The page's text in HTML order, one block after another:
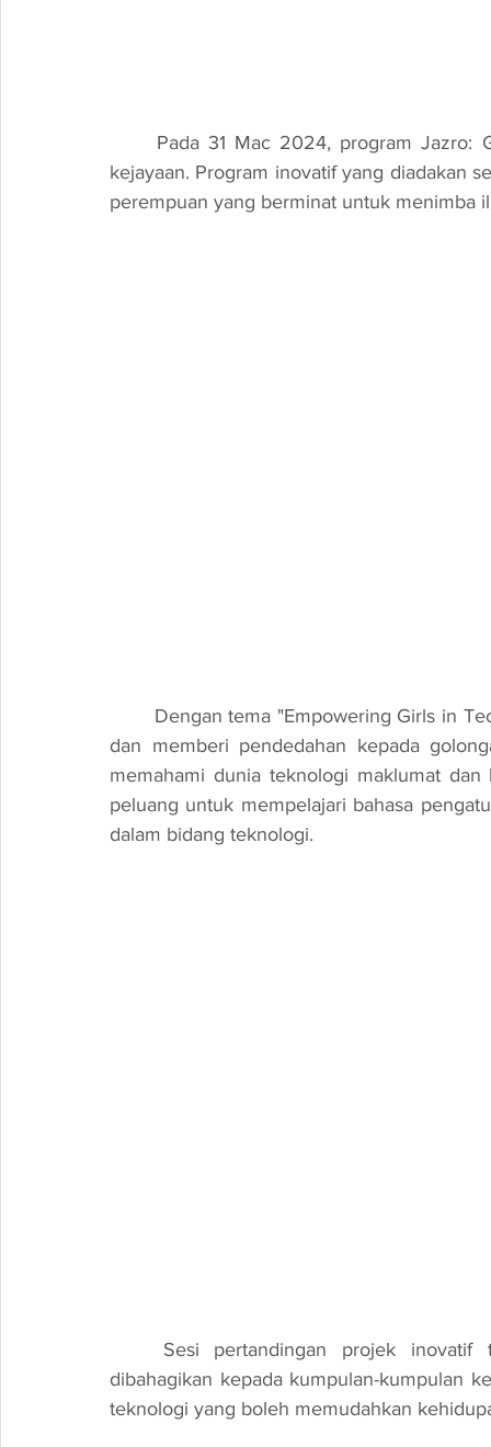
kejayaan. Program inovatif yang diadakan
perempuan yang berminat untuk menimba
dan memberi pendedahan kepada
memahami dunia teknologi maklumat
peluang untuk mempelajari bahasa
dalam bidang teknologi.
dibahagikan kepada kumpulan-kumpulan
teknologi yang boleh memudahkan